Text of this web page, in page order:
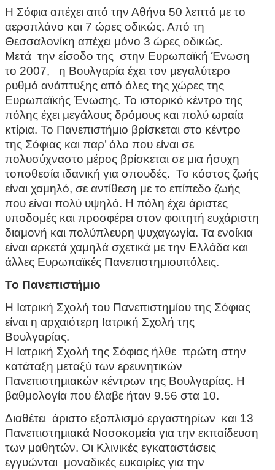
Η Σόφια απέχει από την Αθήνα 50 λεπτά με το
αεροπλάνο και 7 ώρες οδικώς. Από τη
Θεσσαλονίκη απέχει μόνο 3 ώρες οδικώς.
Μετά την είσοδο της στην Ευρωπαϊκή Ένωση
το 2007, η Βουλγαρία έχει τον μεγαλύτερο
ρυθμό ανάπτυξης από όλες της χώρες της
Ευρωπαϊκής Ένωσης. Το ιστορικό κέντρο της
πόλης έχει μεγάλους δρόμους και πολύ ωραία
κτίρια. Το Πανεπιστήμιο βρίσκεται στο κέντρο
της Σόφιας και παρ’ όλο που είναι σε
πολυσύχναστο μέρος βρίσκεται σε μια ήσυχη
τοποθεσία ιδανική για σπουδές. Το κόστος ζωής
είναι χαμηλό, σε αντίθεση με το επίπεδο ζωής
που είναι πολύ υψηλό. Η πόλη έχει άριστες
υποδομές και προσφέρει στον φοιτητή ευχάριστη
διαμονή και πολύπλευρη ψυχαγωγία. Τα ενοίκια
είναι αρκετά χαμηλά σχετικά με την Ελλάδα και
άλλες Ευρωπαϊκές Πανεπιστημιουπόλεις.
Το Πανεπιστήμιο
Η Ιατρική Σχολή του Πανεπιστημίου της Σόφιας
είναι η αρχαιότερη Ιατρική Σχολή της
Βουλγαρίας.
Η Ιατρική Σχολή της Σόφιας ήλθε πρώτη στην
κατάταξη μεταξύ των ερευνητικών
Πανεπιστημιακών κέντρων της Βουλγαρίας. Η
βαθμολογία που έλαβε ήταν 9.56 στα 10.
Διαθέτει άριστο εξοπλισμό εργαστηρίων και 13
Πανεπιστημιακά Νοσοκομεία για την εκπαίδευση
των μαθητών. Οι Κλινικές εγκαταστάσεις
εγγυώνται μοναδικές ευκαιρίες για την